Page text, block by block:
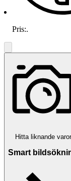
Pris:.
Hitta liknande varor
Smart